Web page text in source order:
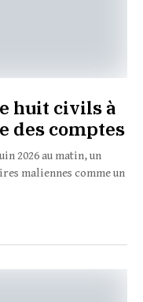
huit civils à
des comptes
2026 au matin, un
maliennes comme un